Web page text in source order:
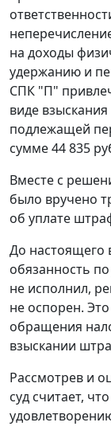
на доходы
удержанию и
СПК "П"
виде
подлежащей
сумме 44 835
Вместе с
было вручено
об уплате
До настоящего
обязанность
не исполнил,
не оспорен.
обращения
взыскании
Рассмотрев и
суд считает,